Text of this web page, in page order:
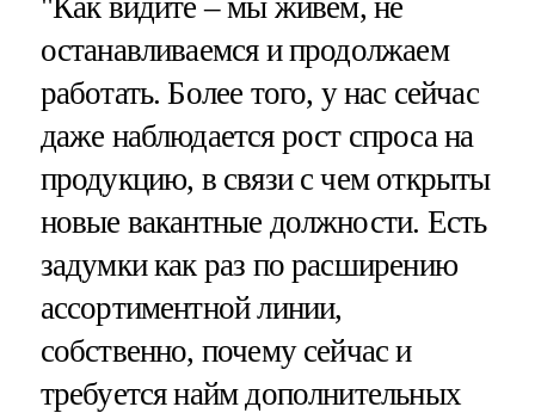
"Как видите – мы живем, не
останавливаемся и продолжаем
работать. Более того, у нас сейчас
даже наблюдается рост спроса на
продукцию, в связи с чем открыты
новые вакантные должности. Есть
задумки как раз по расширению
ассортиментной линии,
собственно, почему сейчас и
требуется найм дополнительных